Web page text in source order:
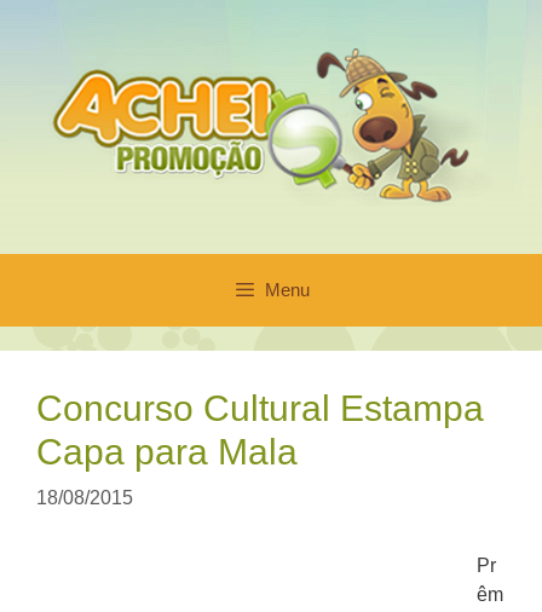
conteúdo
Menu
Concurso Cultural Estampa
Capa para Mala
18/08/2015
Pr
êm